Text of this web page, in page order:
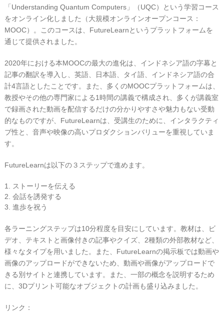
「Understanding Quantum Computers」（UQC）という学習コース
をオンライン化しました（大規模オンラインオープンコース：
MOOC）。このコースは、FutureLearnというプラットフォームを
通じて提供されました。
2020年における本MOOCの最大の進化は、インドネシア語の字幕と
記事の翻訳を導入し、英語、日本語、タイ語、インドネシア語の合
計4言語としたことです。また、多くのMOOCプラットフォームは、
教授やその他の専門家による1時間の講義で構成され、多くが講義室
で録画された動画を配信するだけの分かりやすさや魅力もない受動
的なものですが、FutureLearnは、受講生のために、インタラクティ
ブ性と、音声や映像の高いプロダクションバリューを重視していま
す。
FutureLearnは以下の３ステップで進めます。
1. ストーリーを伝える
2. 会話を誘発する
3. 進歩を祝う
各ラーニングステップは10分程度を目安にしています。教材は、ビ
デオ、テキストと画像付きの記事やクイズ、2種類の外部教材など、
様々なタイプを用いました。また、FutureLearnの掲示板では動画や
画像のアップロードができないため、動画や画像がアップロードで
きる別サイトと連携しています。また、一部の概念を説明するため
に、3Dプリント可能なオブジェクトの計画も盛り込みました。
リンク：